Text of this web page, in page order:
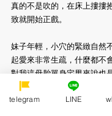
真的不是吹的，在床上摟摟
致就開始正戲。
妹子年輕，小穴的緊緻自然
起愛來非常生疏，什麼都不
對我這母胎單身宅男來說也
為真的緊緻，十分多鐘就結
躺在床上聊天，也邀請她一
telegram LINE